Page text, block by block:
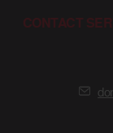
CONTACT